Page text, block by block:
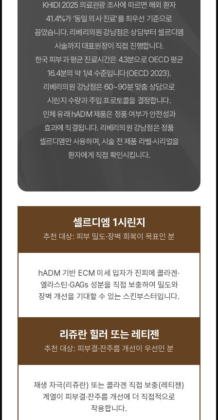
KHIDI 2025 의료관광 조사에 따르면 해외 환자
41.4%가 ‘동일 의사 진료’를 최우선 기준으로
꼽았습니다. 리베리의원 강남점은 상담부터 셀르디엠
시술까지 대표원장이 직접 진행합니다.
한국 피부과 평균 진료시간은 4.3분으로 OECD 평균
16.4분의 약 1/4 수준입니다(OECD 2023).
리베리의원 강남점은 60~90분 맞춤 상담으로
시린지 수량과 주입 프로토콜을 결정합니다.
인체 유래 hADM 제품은 정품 여부가 안전성과
효과에 직결됩니다. 리베리의원 강남점은 정품
셀르디엠만 사용하며, 시술 전 제품 라벨·시리얼을
환자에게 직접 확인시킵니다.
셀르디엠 1시린지
추천 대상: 피부 밀도·장벽 회복이 목표인 분
hADM 기반 ECM 미세 입자가 진피에 콜라겐·
엘라스틴·GAGs 성분을 직접 보충하여 밀도와
장벽 개선을 기대할 수 있는 스킨부스터입니다.
리쥬란 힐러 또는 레티젠
추천 대상: 피부결·잔주름 개선이 우선인 분
재생 자극(리쥬란) 또는 콜라겐 직접 보충(레티젠)
계열이 피부결·잔주름 개선에 더 직접적으로
작용합니다.